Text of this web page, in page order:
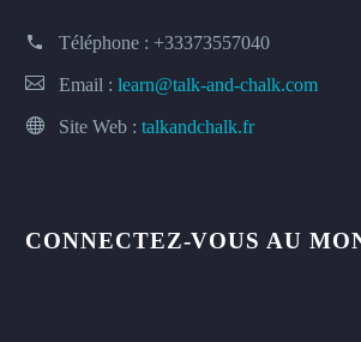
Téléphone : +33373557040
Email : learn@talk-and-chalk.com
Site Web : talkandchalk.fr
CONNECTEZ-VOUS AU